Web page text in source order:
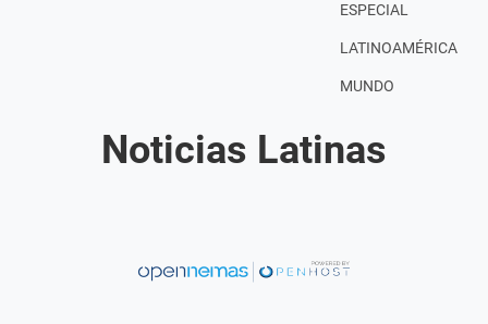
ESPECIAL
LATINOAMÉRICA
MUNDO
Noticias Latinas